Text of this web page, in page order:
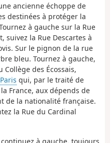
ancienne échoppe de
destinées à protéger la
à gauche sur la Rue
suivez la Rue Descartes à
Sur le pignon de la rue
bleu. Tournez à gauche,
des Écossais,
Paris qui, par le traité de
France, aux dépends de
de la nationalité française.
la Rue du Cardinal